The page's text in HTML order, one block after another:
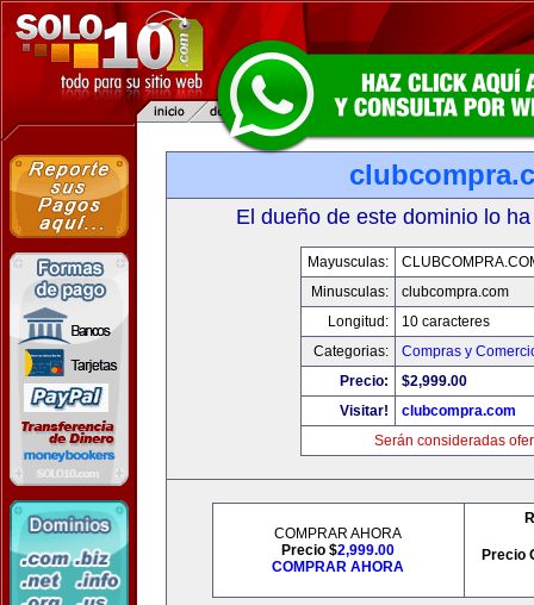
El dueño de este dominio lo
Mayusculas:
Minusculas:
clubcompra.com
Longitud:
10 caracteres
Categorias:
Compras y
Precio:
$2,999.00
Visitar!
clubcompra.com
Serán consideradas
COMPRAR AHORA
Precio $2,999.00
COMPRAR AHORA
Precio